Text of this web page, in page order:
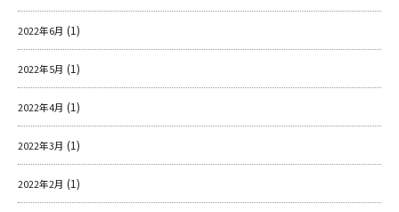
2022年6月 (1)
2022年5月 (1)
2022年4月 (1)
2022年3月 (1)
2022年2月 (1)